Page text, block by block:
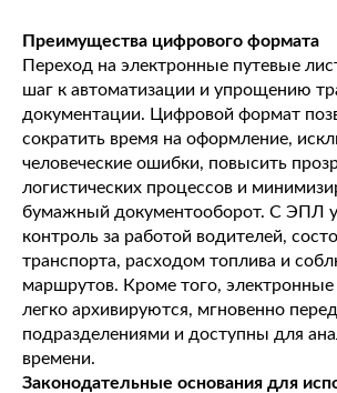
Преимущества цифрового формата
Переход на электронные путевые
шаг к автоматизации и упрощению
документации. Цифровой формат
сократить время на оформление,
человеческие ошибки, повысить
логистических процессов и
бумажный документооборот. С ЭПЛ
контроль за работой водителей,
транспорта, расходом топлива и
маршрутов. Кроме того,
легко архивируются, мгновенно
подразделениями и доступны для
времени.
Законодательные основания для